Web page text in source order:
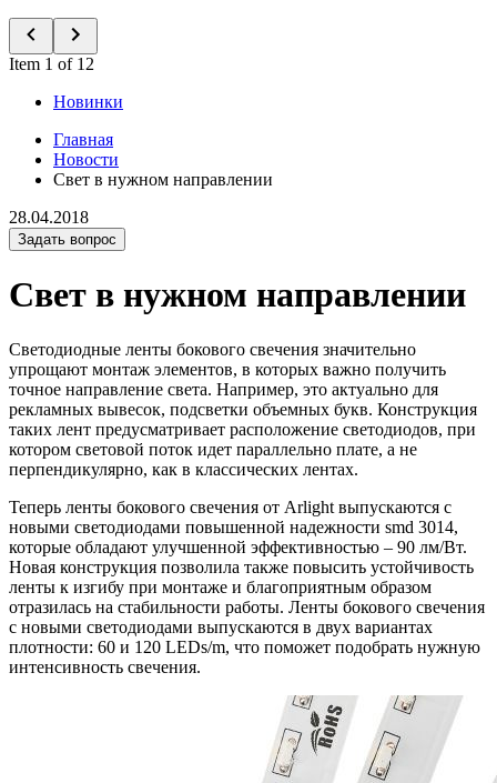
Item 1 of 12
Новинки
Главная
Новости
Свет в нужном направлении
28.04.2018
Задать вопрос
Свет в нужном направлении
Светодиодные ленты бокового свечения значительно
упрощают монтаж элементов, в которых важно получить
точное направление света. Например, это актуально для
рекламных вывесок, подсветки объемных букв. Конструкция
таких лент предусматривает расположение светодиодов, при
котором световой поток идет параллельно плате, а не
перпендикулярно, как в классических лентах.
Теперь ленты бокового свечения от Arlight выпускаются с
новыми светодиодами повышенной надежности smd 3014,
которые обладают улучшенной эффективностью – 90 лм/Вт.
Новая конструкция позволила также повысить устойчивость
ленты к изгибу при монтаже и благоприятным образом
отразилась на стабильности работы. Ленты бокового свечения
с новыми светодиодами выпускаются в двух вариантах
плотности: 60 и 120 LEDs/m, что поможет подобрать нужную
интенсивность свечения.